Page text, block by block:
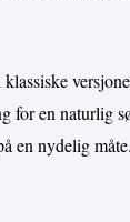
en naturlig
en nydelig måte.